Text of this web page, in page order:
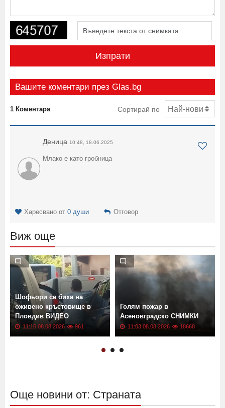
Изпрати
Вашите коментари през Glas.bg
1 Коментара Сортирай по
Деница 10:48, 18.06.2025
Млако е като гробница
Харесвано от 0 души Отговор
Виж още
Шофьори се биха на
оживено кръстовище в
Пловдив ВИДЕО
11:16 08.08.2026 961
Голям пожар в
Асеновградско СНИМКИ
11:03 08.08.2026 18668
Още новини от: Страната